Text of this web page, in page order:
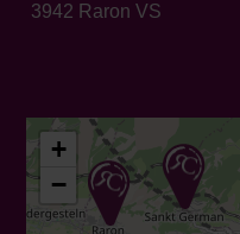
3942 Raron VS
+
−